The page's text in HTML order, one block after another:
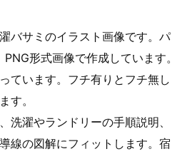
バサミのイラスト画像です。パ
形式画像で作成しています。
ています。フチ有りとフチ無し
す。
洗濯やランドリーの手順説明、
線の図解にフィットします。宿